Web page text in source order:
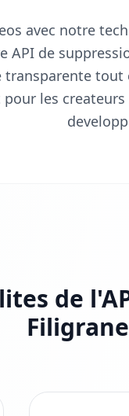
avec notre
API de
les
de